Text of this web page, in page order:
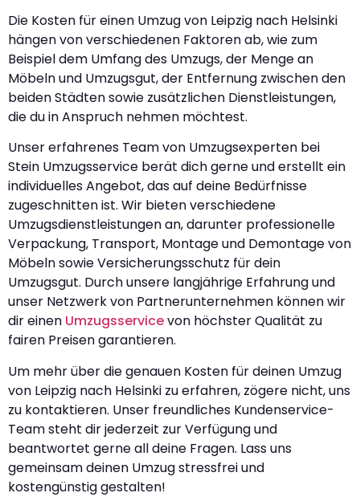
Die Kosten für einen Umzug von Leipzig nach Helsinki
hängen von verschiedenen Faktoren ab, wie zum
Beispiel dem Umfang des Umzugs, der Menge an
Möbeln und Umzugsgut, der Entfernung zwischen den
beiden Städten sowie zusätzlichen Dienstleistungen,
die du in Anspruch nehmen möchtest.
Unser erfahrenes Team von Umzugsexperten bei
Stein Umzugsservice berät dich gerne und erstellt ein
individuelles Angebot, das auf deine Bedürfnisse
zugeschnitten ist. Wir bieten verschiedene
Umzugsdienstleistungen an, darunter professionelle
Verpackung, Transport, Montage und Demontage von
Möbeln sowie Versicherungsschutz für dein
Umzugsgut. Durch unsere langjährige Erfahrung und
unser Netzwerk von Partnerunternehmen können wir
dir einen Umzugsservicevon höchster Qualität zu
fairen Preisen garantieren.
Um mehr über die genauen Kosten für deinen Umzug
von Leipzig nach Helsinki zu erfahren, zögere nicht, uns
zu kontaktieren. Unser freundliches Kundenservice-
Team steht dir jederzeit zur Verfügung und
beantwortet gerne all deine Fragen. Lass uns
gemeinsam deinen Umzug stressfrei und
kostengünstig gestalten!